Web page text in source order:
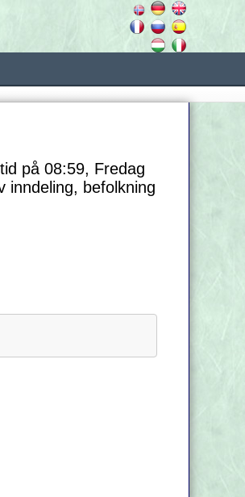
på 08:59, Fredag
befolkning